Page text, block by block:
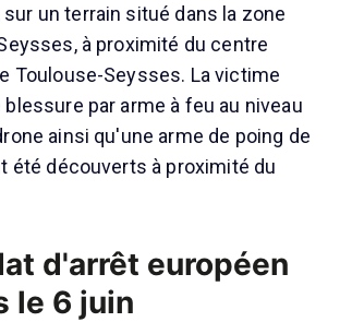
sur un terrain situé dans la zone
à proximité du centre
Toulouse-Seysses. La victime
par arme à feu au niveau
ainsi qu'une arme de poing de
été découverts à proximité du
d'arrêt européen
le 6 juin